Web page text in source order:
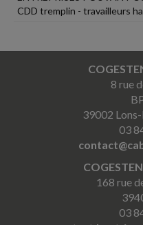
CDD tremplin - travailleurs
8 rue
39002
03
168 rue
03